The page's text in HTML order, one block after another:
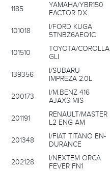
1185
YAMAHA/YBR150
FACTOR DX
101018
I/FORD KUGA
5TNBZ6AEQ1C
101510
TOYOTA/COROLLA
GLI
139356
I/SUBARU
IMPREZA 2.0L
200173
I/M.BENZ 416
AJAXS MIS
201191
RENAULT/MASTER
L2 ENG AM
201348
I/FIAT TITANO EN-
DURANCE
202128
I/NEXTEM ORCA
FEVER FN1